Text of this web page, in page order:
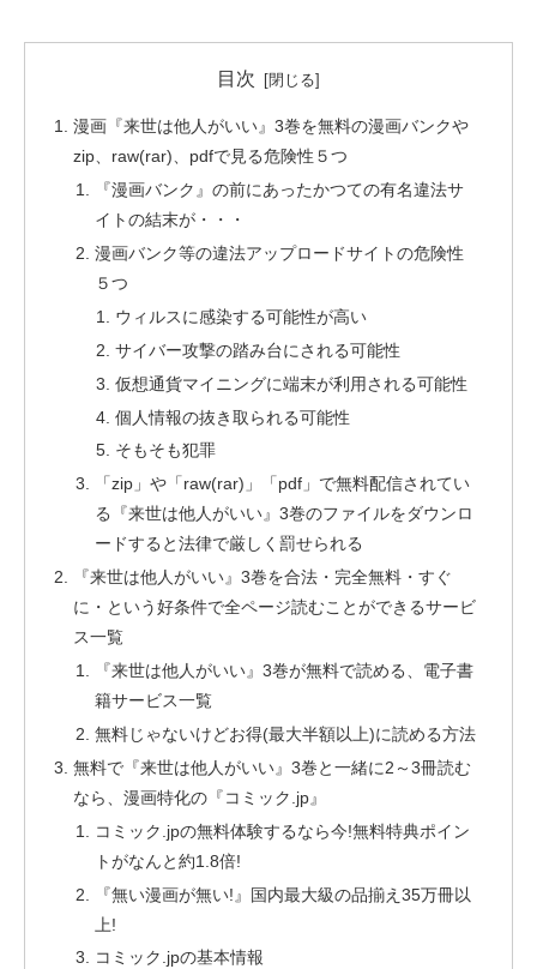
目次
漫画『来世は他人がいい』3巻を無料の漫画バンクや
zip、raw(rar)、pdfで見る危険性５つ
『漫画バンク』の前にあったかつての有名違法サ
イトの結末が・・・
漫画バンク等の違法アップロードサイトの危険性
５つ
ウィルスに感染する可能性が高い
サイバー攻撃の踏み台にされる可能性
仮想通貨マイニングに端末が利用される可能性
個人情報の抜き取られる可能性
そもそも犯罪
「zip」や「raw(rar)」「pdf」で無料配信されてい
る『来世は他人がいい』3巻のファイルをダウンロ
ードすると法律で厳しく罰せられる
『来世は他人がいい』3巻を合法・完全無料・すぐ
に・という好条件で全ページ読むことができるサービ
ス一覧
『来世は他人がいい』3巻が無料で読める、電子書
籍サービス一覧
無料じゃないけどお得(最大半額以上)に読める方法
無料で『来世は他人がいい』3巻と一緒に2～3冊読む
なら、漫画特化の『コミック.jp』
コミック.jpの無料体験するなら今!無料特典ポイン
トがなんと約1.8倍!
『無い漫画が無い!』国内最大級の品揃え35万冊以
上!
コミック.jpの基本情報